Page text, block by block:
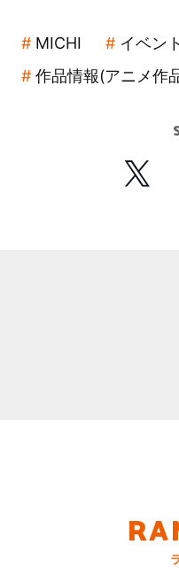
MICHI イベント
作品情報(アニメ作